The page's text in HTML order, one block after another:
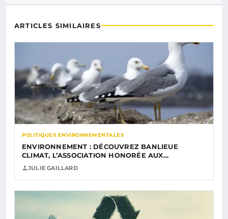
ARTICLES SIMILAIRES
POLITIQUES ENVIRONNEMENTALES
ENVIRONNEMENT : DÉCOUVREZ BANLIEUE
CLIMAT, L’ASSOCIATION HONORÉE AUX…
JULIE GAILLARD